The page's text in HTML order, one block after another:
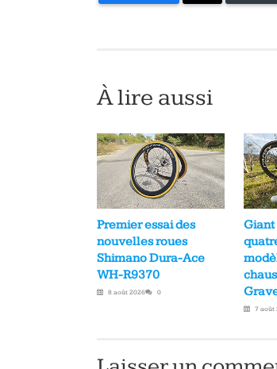
À lire aussi
Premier essai des
nouvelles roues
Shimano Dura-Ace
WH-R9370
8 août 2026 0
Giant
7 août